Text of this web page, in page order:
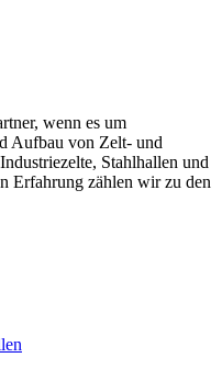
wenn es um
Aufbau von Zelt- und
Stahlhallen und
Erfahrung zählen wir zu den